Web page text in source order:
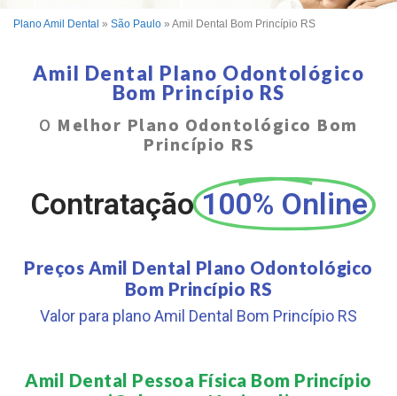
Plano Amil Dental » São Paulo » Amil Dental Bom Princípio RS
Amil Dental Plano Odontológico
Bom Princípio RS
O Melhor Plano Odontológico Bom
Princípio RS
Contratação 100% Online
Preços Amil Dental Plano Odontológico
Bom Princípio RS
Valor para plano Amil Dental Bom Princípio RS
Amil Dental Pessoa Física Bom Princípio